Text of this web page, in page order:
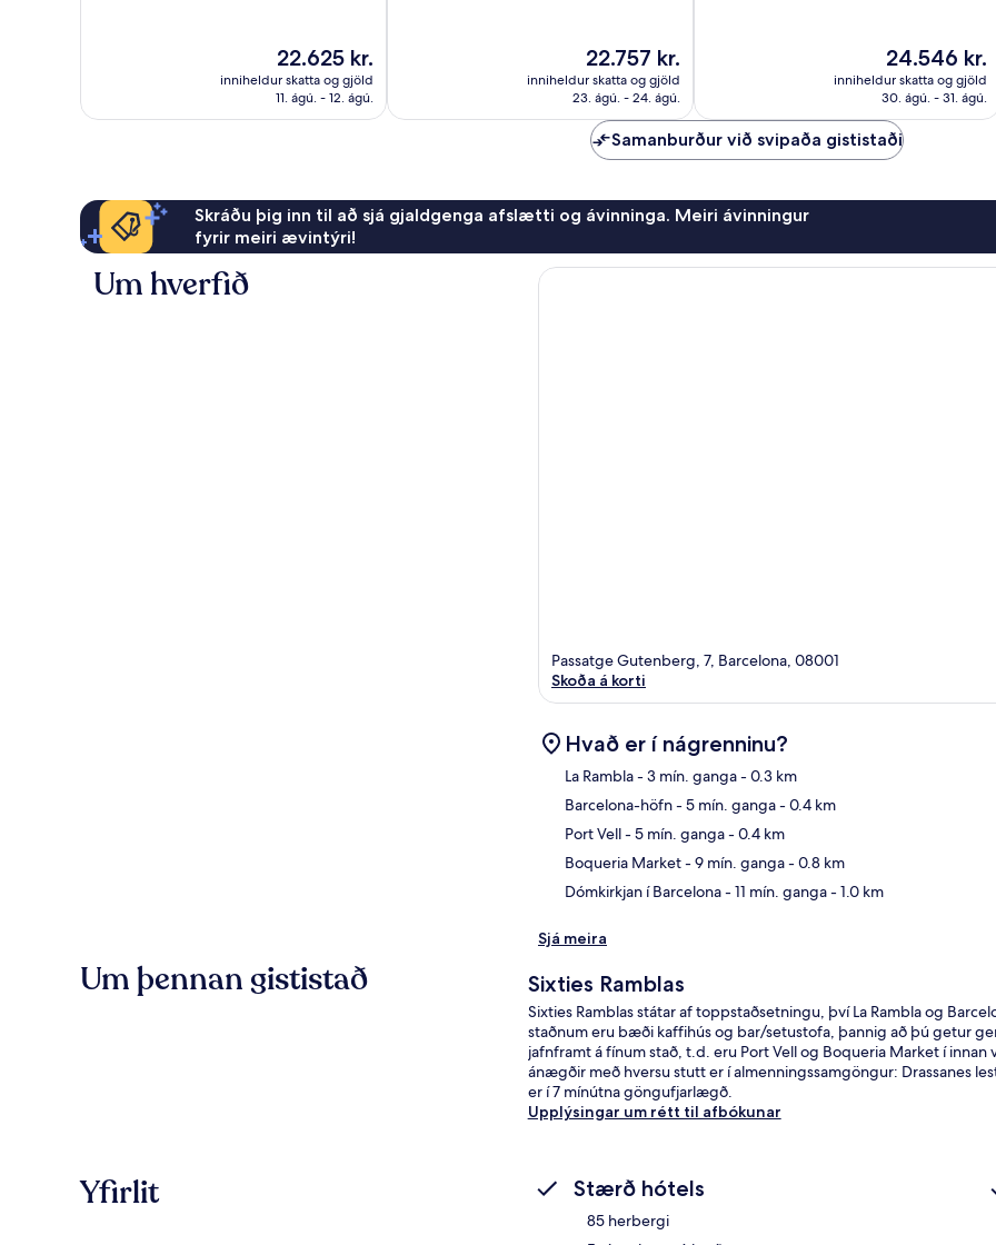
Verðið
er
22.625 kr.
22.625 kr.
inniheldur skatta og gjöld
11. ágú. - 12. ágú.
Verðið
er
22.757 kr.
22.757 kr.
inniheldur skatta og gjöld
23. ágú. - 24. ágú.
Verðið
er
24.546 kr.
24.546 kr.
inniheldur skatta og gjöld
30. ágú. - 31. ágú.
Samanburður við svipaða gististaði
Skráðu þig inn til að sjá gjaldgenga afslætti og ávinninga. Meiri ávinningur
fyrir meiri ævintýri!
Um hverfið
Passatge Gutenberg, 7, Barcelona, 08001
Skoða á korti
Hvað er í nágrenninu?
La Rambla- 3 mín. ganga- 0.3 km
Barcelona-höfn- 5 mín. ganga- 0.4 km
Port Vell- 5 mín. ganga- 0.4 km
Boqueria Market- 9 mín. ganga- 0.8 km
Dómkirkjan í Barcelona- 11 mín. ganga- 1.0 km
Sjá meira
Um þennan gististað Sixties Ramblas
Sixties Ramblas státar af toppstaðsetningu, því La Rambla og
staðnum eru bæði kaffihús og bar/setustofa, þannig að þú getur
jafnframt á fínum stað, t.d. eru Port Vell og Boqueria Market í
ánægðir með hversu stutt er í almenningssamgöngur: Drassanes
er í 7 mínútna göngufjarlægð.
Upplýsingar um rétt til afbókunar
Yfirlit Stærð hótels
85 herbergi